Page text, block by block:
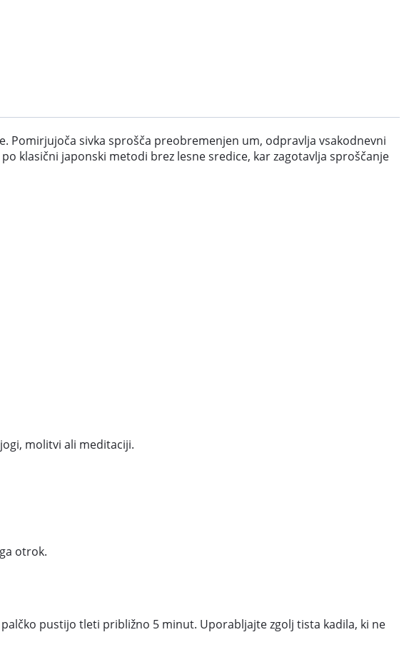
Pomirjujoča sivka sprošča preobremenjen um, odpravlja vsakodnevni
klasični japonski metodi brez lesne sredice, kar zagotavlja sproščanje
molitvi ali meditaciji.
otrok.
pustijo tleti približno 5 minut. Uporabljajte zgolj tista kadila, ki ne